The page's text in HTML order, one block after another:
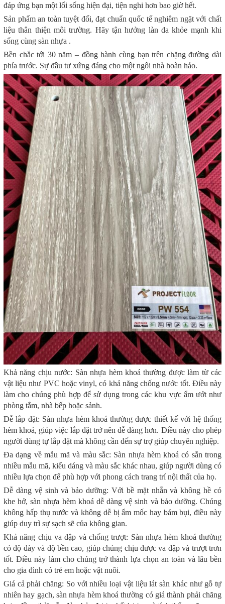
đáp ứng bạn một lối sống hiện đại, tiện nghi hơn bao giờ hết.
Sản phẩm an toàn tuyệt đối, đạt chuẩn quốc tế nghiêm ngặt với chất
liệu thân thiện môi trường. Hãy tận hưởng làn da khỏe mạnh khi
sống cùng sàn nhựa .
Bền chắc tới 30 năm – đồng hành cùng bạn trên chặng đường dài
phía trước. Sự đầu tư xứng đáng cho một ngôi nhà hoàn hảo.
Khả năng chịu nước: Sàn nhựa hèm khoá thường được làm từ các
vật liệu như PVC hoặc vinyl, có khả năng chống nước tốt. Điều này
làm cho chúng phù hợp để sử dụng trong các khu vực ẩm ướt như
phòng tắm, nhà bếp hoặc sảnh.
Dễ lắp đặt: Sàn nhựa hèm khoá thường được thiết kế với hệ thống
hèm khoá, giúp việc lắp đặt trở nên dễ dàng hơn. Điều này cho phép
người dùng tự lắp đặt mà không cần đến sự trợ giúp chuyên nghiệp.
Đa dạng về mẫu mã và màu sắc: Sàn nhựa hèm khoá có sẵn trong
nhiều mẫu mã, kiểu dáng và màu sắc khác nhau, giúp người dùng có
nhiều lựa chọn để phù hợp với phong cách trang trí nội thất của họ.
Dễ dàng vệ sinh và bảo dưỡng: Với bề mặt nhẵn và không hề có
khe hở, sàn nhựa hèm khoá dễ dàng vệ sinh và bảo dưỡng. Chúng
không hấp thụ nước và không dễ bị ẩm mốc hay bám bụi, điều này
giúp duy trì sự sạch sẽ của không gian.
Khả năng chịu va đập và chống trượt: Sàn nhựa hèm khoá thường
có độ dày và độ bền cao, giúp chúng chịu được va đập và trượt trơn
tốt. Điều này làm cho chúng trở thành lựa chọn an toàn và lâu bền
cho gia đình có trẻ em hoặc vật nuôi.
Giá cả phải chăng: So với nhiều loại vật liệu lát sàn khác như gỗ tự
nhiên hay gạch, sàn nhựa hèm khoá thường có giá thành phải chăng